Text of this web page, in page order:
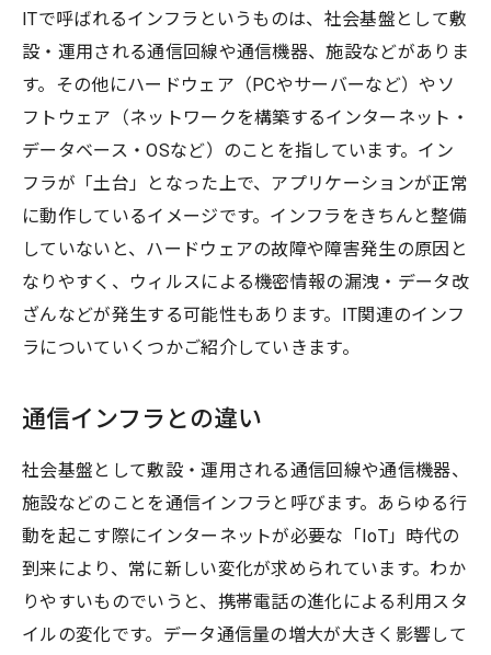
ITで呼ばれるインフラというものは、社会基盤として敷
設・運用される通信回線や通信機器、施設などがありま
す。その他にハードウェア（PCやサーバーなど）やソ
フトウェア（ネットワークを構築するインターネット・
データベース・OSなど）のことを指しています。イン
フラが「土台」となった上で、アプリケーションが正常
に動作しているイメージです。インフラをきちんと整備
していないと、ハードウェアの故障や障害発生の原因と
なりやすく、ウィルスによる機密情報の漏洩・データ改
ざんなどが発生する可能性もあります。IT関連のインフ
ラについていくつかご紹介していきます。
通信インフラとの違い
社会基盤として敷設・運用される通信回線や通信機器、
施設などのことを通信インフラと呼びます。あらゆる行
動を起こす際にインターネットが必要な「IoT」時代の
到来により、常に新しい変化が求められています。わか
りやすいものでいうと、携帯電話の進化による利用スタ
イルの変化です。データ通信量の増大が大きく影響して